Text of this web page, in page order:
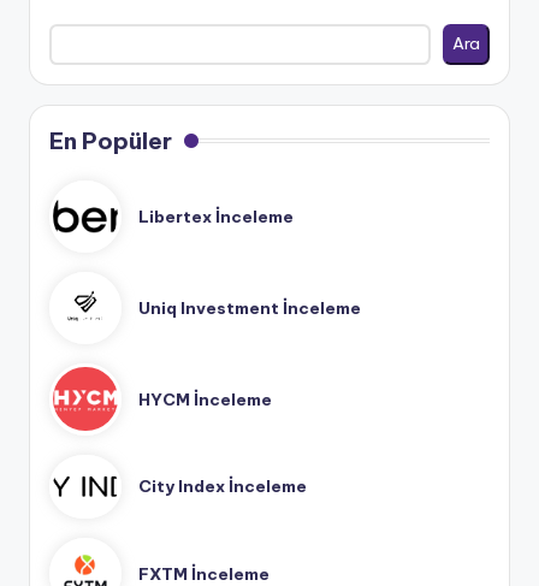
Ara
En Popüler
Libertex İnceleme
Uniq Investment İnceleme
HYCM İnceleme
City Index İnceleme
FXTM İnceleme